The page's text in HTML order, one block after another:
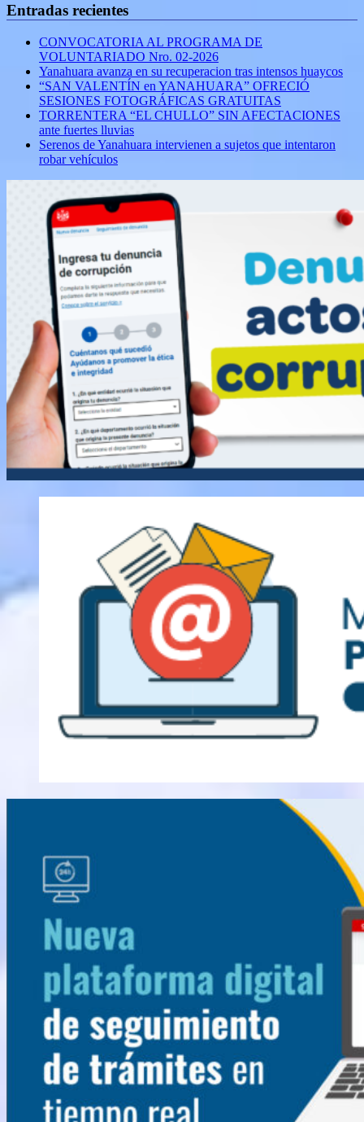
Entradas recientes
CONVOCATORIA AL PROGRAMA DE
VOLUNTARIADO Nro. 02-2026
Yanahuara avanza en su recuperacion tras intensos huaycos
“SAN VALENTÍN en YANAHUARA” OFRECIÓ
SESIONES FOTOGRÁFICAS GRATUITAS
TORRENTERA “EL CHULLO” SIN AFECTACIONES
ante fuertes lluvias
Serenos de Yanahuara intervienen a sujetos que intentaron
robar vehículos